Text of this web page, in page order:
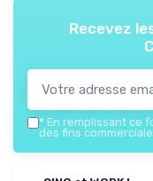
Recevez
* En remplissant ce
des fins